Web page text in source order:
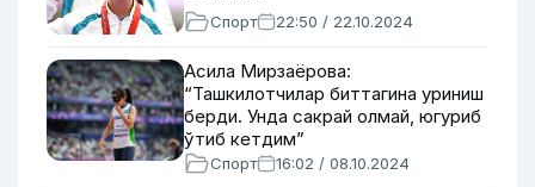
Спорт 22:50 / 22.10.2024
Асила Мирзаёрова:
“Ташкилотчилар биттагина уриниш
берди. Унда сакрай олмай, югуриб
ўтиб кетдим”
Спорт 16:02 / 08.10.2024